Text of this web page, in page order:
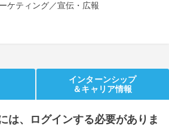
スカウト
就活コラム
お役立ち記事・相談室など
就活チャンネル
ケティング／宣伝・広報
インターンシップ
＆キャリア情報
は、ログインする必要がありま